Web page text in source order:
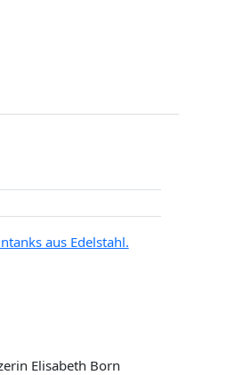
Elisabeth Born